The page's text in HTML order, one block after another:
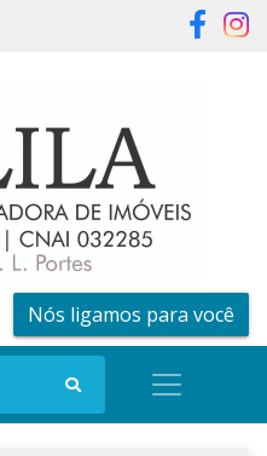
Nós ligamos para você